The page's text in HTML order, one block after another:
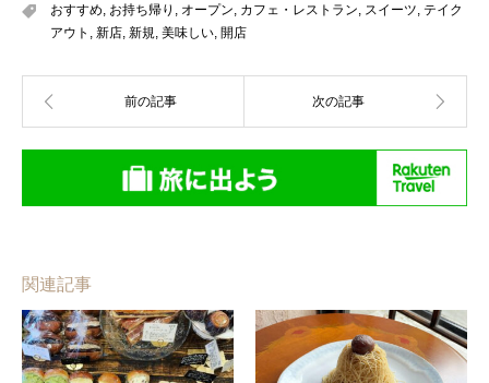
おすすめ お持ち帰り オープン カフェ・レストラン スイーツ テイク
アウト
新店 新規 美味しい 開店
関連記事